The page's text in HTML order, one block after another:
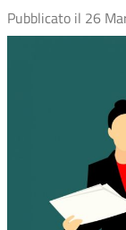
Pubblicato il 26